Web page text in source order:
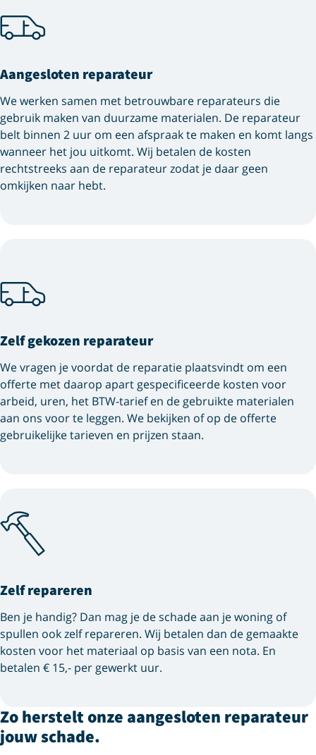
Aangesloten reparateur
We werken samen met betrouwbare reparateurs die
gebruik maken van duurzame materialen. De reparateur
belt binnen 2 uur om een afspraak te maken en komt langs
wanneer het jou uitkomt. Wij betalen de kosten
rechtstreeks aan de reparateur zodat je daar geen
omkijken naar hebt.
Zelf gekozen reparateur
We vragen je voordat de reparatie plaatsvindt om een
offerte met daarop apart gespecificeerde kosten voor
arbeid, uren, het BTW-tarief en de gebruikte materialen
aan ons voor te leggen. We bekijken of op de offerte
gebruikelijke tarieven en prijzen staan.
Zelf repareren
Ben je handig? Dan mag je de schade aan je woning of
spullen ook zelf repareren. Wij betalen dan de gemaakte
kosten voor het materiaal op basis van een nota. En
betalen € 15,- per gewerkt uur.
Zo herstelt onze aangesloten reparateur
jouw schade.